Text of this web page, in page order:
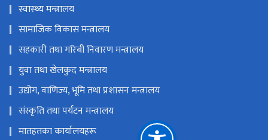
स्वास्थ्य मन्त्रालय
सामाजिक विकास मन्त्रालय
सहकारी तथा गरिबी निवारण मन्त्रालय
युवा तथा खेलकुद मन्त्रालय
उद्योग, वाणिज्य, भूमि तथा प्रशासन मन्त्रालय
संस्कृति तथा पर्यटन मन्त्रालय
मातहतका कार्यालयहरू